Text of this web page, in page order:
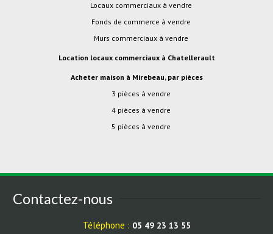
Locaux commerciaux à vendre
Fonds de commerce à vendre
Murs commerciaux à vendre
Location locaux commerciaux à Chatellerault
Acheter maison à Mirebeau, par pièces
3 pièces à vendre
4 pièces à vendre
5 pièces à vendre
Contactez-nous
Téléphone : 05 49 23 13 55